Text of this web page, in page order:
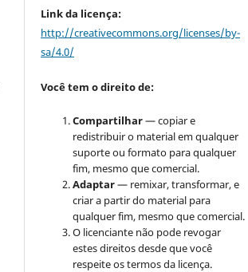
Link da licença:
http://creativecommons.org/licenses/by-
sa/4.0/
Você tem o direito de:
Compartilhar— copiar e
redistribuir o material em qualquer
suporte ou formato para qualquer
fim, mesmo que comercial.
Adaptar— remixar, transformar, e
criar a partir do material para
qualquer fim, mesmo que comercial.
O licenciante não pode revogar
estes direitos desde que você
respeite os termos da licença.